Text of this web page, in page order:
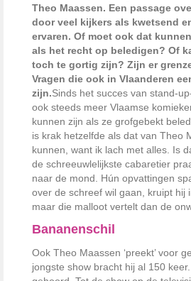
Theo Maassen. Een passage
door veel kijkers als kwetsend
ervaren. Of moet ook dat
als het recht op beledigen? Of
toch te gortig zijn? Zijn er
Vragen die ook in Vlaanderen
zijn.Sinds het succes van stand-
ook steeds meer Vlaamse
kunnen zijn als ze grofgebekt
is krak hetzelfde als dat van Theo
kunnen, want ik lach met alles. Is
de schreeuwlelijkste cabaretier
naar de mond. Hún opvattingen
over de schreef wil gaan, kruipt hij
maar die malloot vertelt dan de
Bananenschil
Ook Theo Maassen ‘preekt’ voor
jongste show bracht hij al 150